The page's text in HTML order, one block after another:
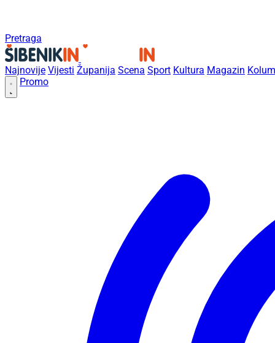
Pretraga
Najnovije Vijesti Županija Scena Sport Kultura Magazin
Promo